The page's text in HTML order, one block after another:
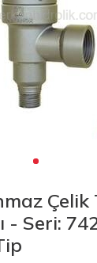
Çelik
- Seri: